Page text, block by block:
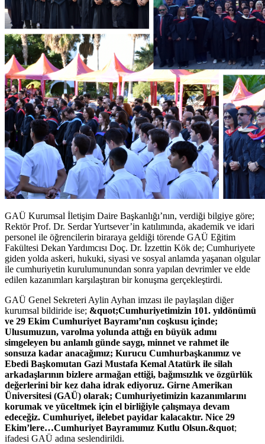
GAÜ Kurumsal İletişim Daire Başkanlığı’nın, verdiği bilgiye göre;
Rektör Prof. Dr. Serdar Yurtsever’in katılımında, akademik ve idari
personel ile öğrencilerin biraraya geldiği törende GAÜ Eğitim
Fakültesi Dekan Yardımcısı Doç. Dr. İzzettin Kök de; Cumhuriyete
giden yolda askeri, hukuki, siyasi ve sosyal anlamda yaşanan olgular
ile cumhuriyetin kurulumunundan sonra yapılan devrimler ve elde
edilen kazanımları karşılaştıran bir konuşma gerçekleştirdi.
GAÜ Genel Sekreteri Aylin Ayhan imzası ile paylaşılan diğer
kurumsal bildiride ise; &quot;Cumhuriyetimizin 101. yıldönümü
ve 29 Ekim Cumhuriyet Bayramı’nın coşkusu içinde;
Ulusumuzun, varolma yolunda attığı en büyük adımı
simgeleyen bu anlamlı günde saygı, minnet ve rahmet ile
sonsuza kadar anacağımız; Kurucu Cumhurbaşkanımız ve
Ebedi Başkomutan Gazi Mustafa Kemal Atatürk ile silah
arkadaşlarının bizlere armağan ettiği, bağımsızlık ve özgürlük
değerlerini bir kez daha idrak ediyoruz. Girne Amerikan
Üniversitesi (GAÜ) olarak; Cumhuriyetimizin kazanımlarını
korumak ve yüceltmek için el birliğiyle çalışmaya devam
edeceğiz. Cumhuriyet, ilelebet payidar kalacaktır. Nice 29
Ekim’lere…Cumhuriyet Bayramımız Kutlu Olsun.&quot;
ifadesi GAÜ adına seslendirildi.